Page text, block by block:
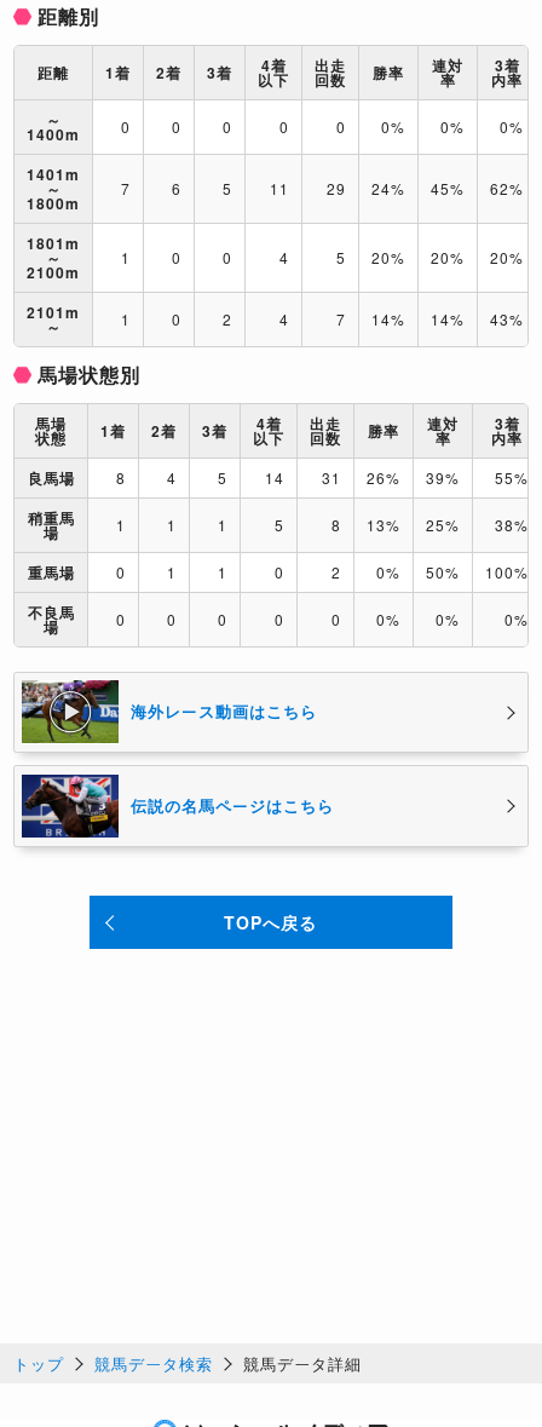
距離別
距離 1着 2着 3着 4着
以下
出走
回数 勝率 連対
率
3着
内率
～
1400m 0 0 0 0 0 0% 0% 0%
1401m
～
1800m
7 6 5 11 29 24% 45% 62%
1801m
～
2100m
1 0 0 4 5 20% 20% 20%
2101m
～ 1 0 2 4 7 14% 14% 43%
馬場状態別
馬場
状態 1着 2着 3着 4着
以下
出走
回数 勝率 連対
率
3着
内率
良馬場
8 4 5 14 31 26% 39% 55%
稍重馬
場 1 1 1 5 8 13% 25% 38%
重馬場 0 1 1 0 2 0% 50% 100%
不良馬
場 0 0 0 0 0 0% 0% 0%
海外レース動画はこちら
伝説の名馬ページはこちら
TOPへ戻る
トップ 競馬データ検索 競馬データ詳細